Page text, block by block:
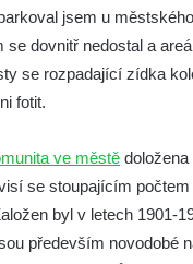
Roudnice nad
Hořice
Hradiště
Chodová Planá
jsem u
se dovnitř nedostal a
se rozpadající zídka
fotit.
ve městě doložena
se stoupajícím počtem
byl v letech 1901-
především novodobé